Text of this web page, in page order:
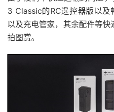
3 Classic的RC遥控器版以
以及充电管家，其余配件等
拍图赏。